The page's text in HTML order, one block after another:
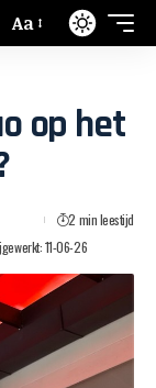
Aa
op het
11-06-26
2 min leestijd